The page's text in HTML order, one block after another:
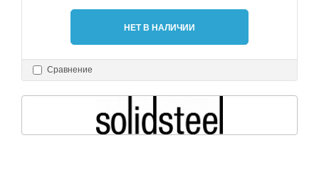
НЕТ В НАЛИЧИИ
Сравнение